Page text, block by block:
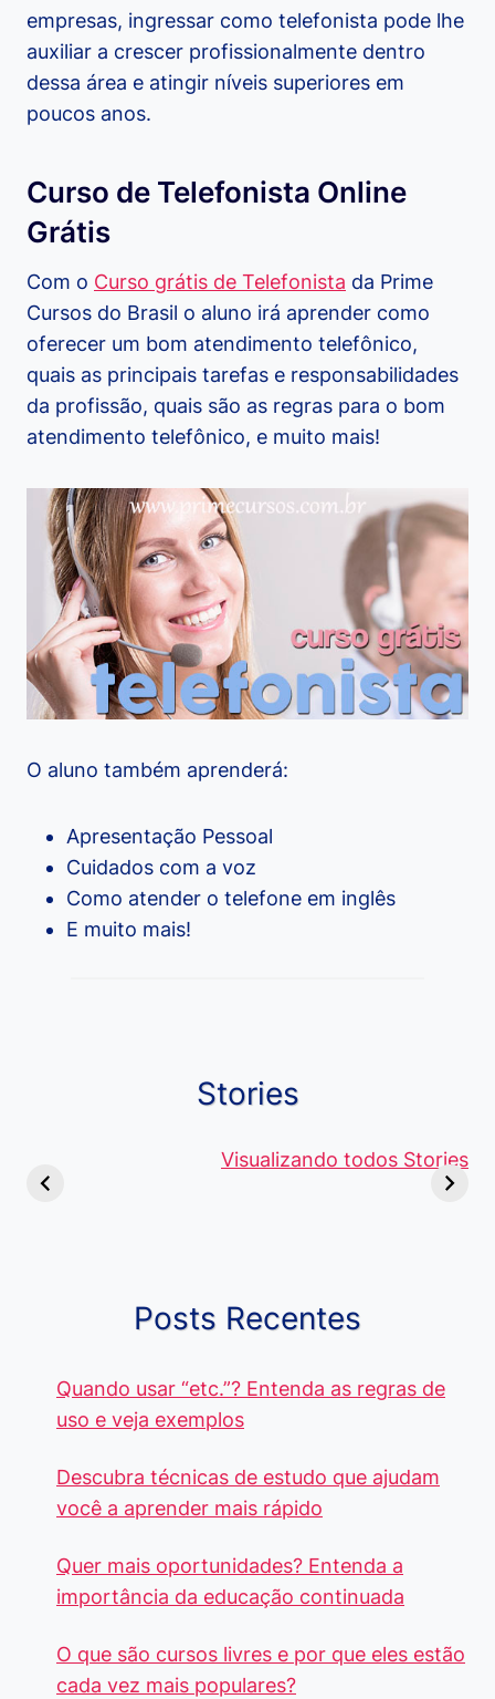
empresas, ingressar como telefonista pode lhe
auxiliar a crescer profissionalmente dentro
dessa área e atingir níveis superiores em
poucos anos.
Curso de Telefonista Online
Grátis
Com o Curso grátis de Telefonista da Prime
Cursos do Brasil o aluno irá aprender como
oferecer um bom atendimento telefônico,
quais as principais tarefas e responsabilidades
da profissão, quais são as regras para o bom
atendimento telefônico, e muito mais!
O aluno também aprenderá:
Apresentação Pessoal
Cuidados com a voz
Como atender o telefone em inglês
E muito mais!
Stories
Visualizando todos Stories
Diferença e
de 5 Centavos
Curso de
Pacote
Posts Recentes
Quando usar “etc.”? Entenda as regras de
uso e veja exemplos
Descubra técnicas de estudo que ajudam
você a aprender mais rápido
Quer mais oportunidades? Entenda a
importância da educação continuada
O que são cursos livres e por que eles estão
cada vez mais populares?